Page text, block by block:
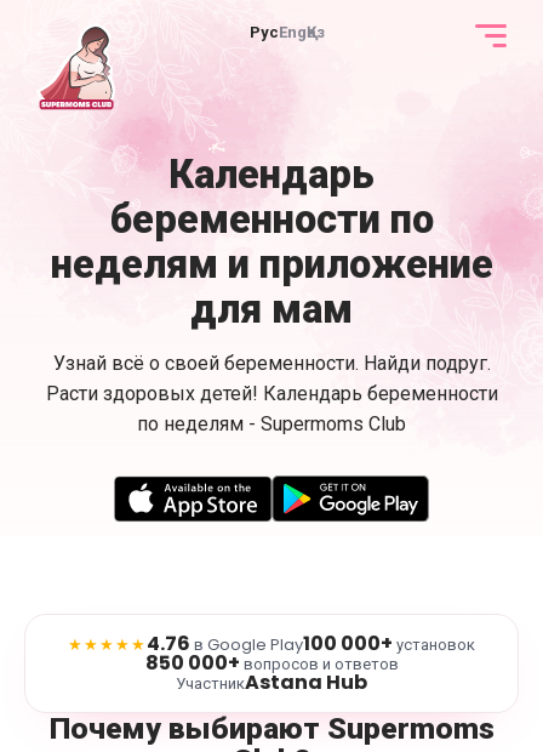
РусEngҚаз
Календарь
беременности по
неделям и приложение
для мам
Узнай всё о своей беременности. Найди подруг.
Расти здоровых детей! Календарь беременности
по неделям - Supermoms Club
★★★★★4.76 в Google Play100 000+ установок
850 000+ вопросов и ответов
УчастникAstana Hub
Почему выбирают Supermoms